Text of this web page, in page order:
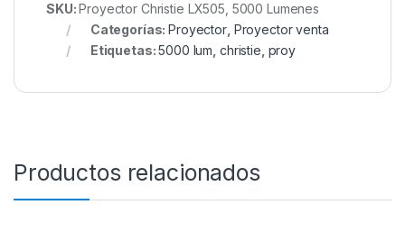
SKU:Proyector Christie LX505, 5000 Lumenes
Categorías:Proyector, Proyector venta
Etiquetas:5000 lum christie proy
Productos relacionados